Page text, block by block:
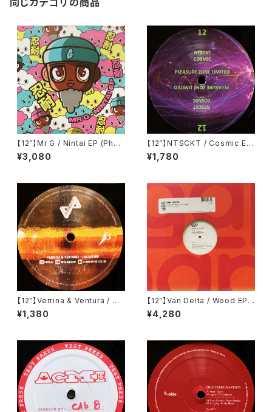
同じカテゴリの商品
【12”】Mr G / Nintai EP (Phoe
nix G.) (PG077)
¥3,080
【12”】NTSCKT / Cosmic EP
(Pleasure Zone Limited) (P
LZ012LTD)
¥1,780
【12”】Verrina & Ventura / Co
clea EP (Propaganda Reco
rds) (PR002)
¥1,380
【12”】Van Delta / Wood EP
(Groove Attack Production
s) (GAP 083)
¥4,280